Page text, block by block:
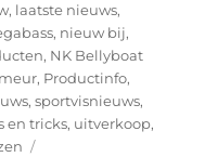
, laatste nieuws,
, nieuw bij,
, NK Bellyboat
, Productinfo,
,sportvisnieuws,
en tricks, uitverkoop,